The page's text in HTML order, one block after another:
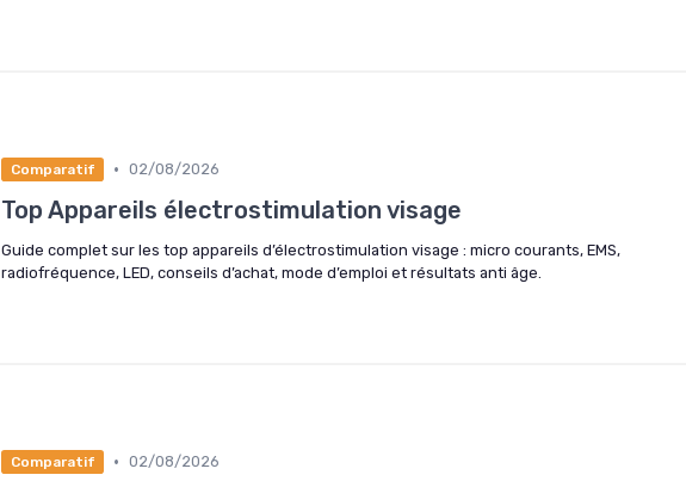
Comparatif • 02/08/2026
Top Appareils électrostimulation visage
Guide complet sur les top appareils d’électrostimulation visage : micro courants, EMS,
radiofréquence, LED, conseils d’achat, mode d’emploi et résultats anti âge.
Comparatif • 02/08/2026